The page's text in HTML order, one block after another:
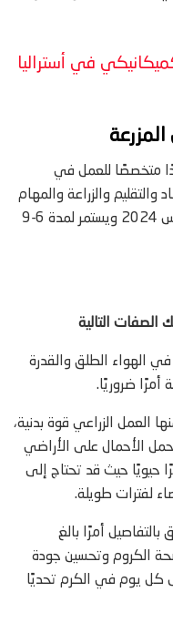
في أستراليا
في استراليا حاليًا عن 80 فردًا متخصصًا للعمل في
والزراعة والمهام
الزراعية العامة. سيبدأ العمل في أغسطس 2024 ويستمر لمدة 6-9
التالية
الهواء الطلق والقدرة
أمرًا ضروريًا.
العمل الزراعي قوة بدنية،
وحمل الأحمال على الأراضي
حيويًا حيث قد تحتاج إلى
لفترات طويلة.
بالتفاصيل أمرًا بالغ
الكروم وتحسين جودة
كل يوم في الكرم تحديًا